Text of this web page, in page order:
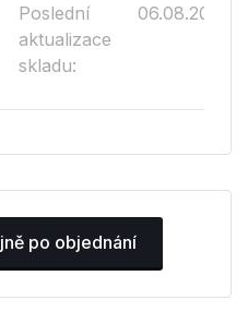
Poslední
aktualizace
skladu:
06.08.2026
po objednání